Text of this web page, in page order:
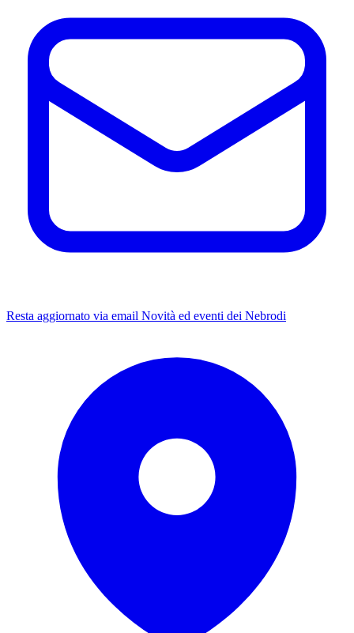
Resta aggiornato via email Novità ed eventi dei Nebrodi